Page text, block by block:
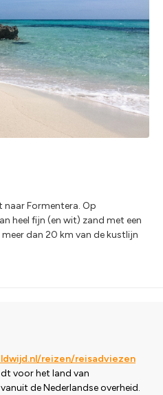
naar Formentera. Op
heel fijn (en wit) zand met een
dan 20 km van de kustlijn
reizen/reisadviezen
voor het land van
de Nederlandse overheid.